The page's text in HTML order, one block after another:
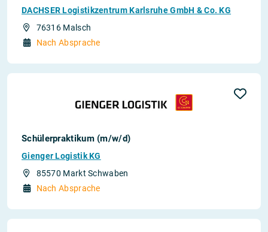
DACHSER Logistikzentrum Karlsruhe GmbH & Co. KG
76316 Malsch
Nach Absprache
Schülerpraktikum (m/w/d)
Gienger Logistik KG
85570 Markt Schwaben
Nach Absprache